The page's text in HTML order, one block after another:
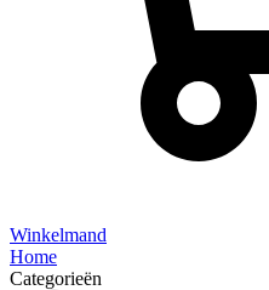
Winkelmand
Home
Categorieën